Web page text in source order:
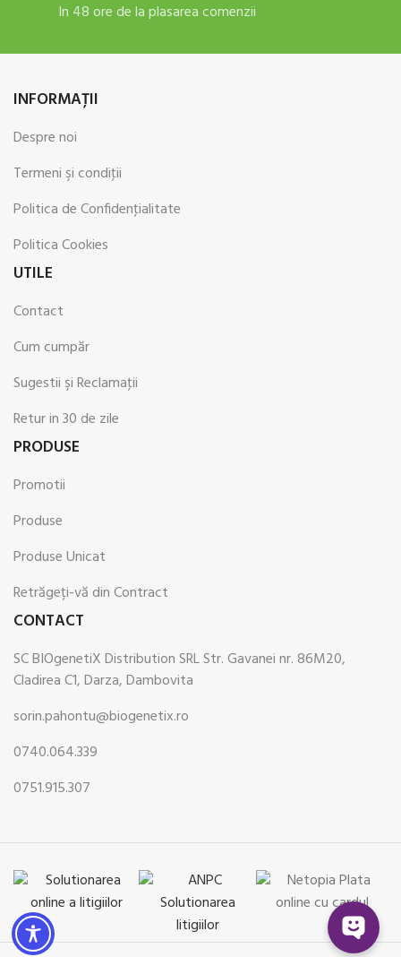
In 48 ore de la plasarea comenzii
INFORMAŢII
Despre noi
Termeni şi condiţii
Politica de Confidenţialitate
Politica Cookies
UTILE
Contact
Cum cumpăr
Sugestii şi Reclamaţii
Retur in 30 de zile
PRODUSE
Promotii
Produse
Produse Unicat
Retrăgeți-vă din Contract
CONTACT
SC BIOgenetiX Distribution SRL Str. Gavanei nr. 86M20,
Cladirea C1, Darza, Dambovita
sorin.pahontu@biogenetix.ro
0740.064.339
0751.915.307